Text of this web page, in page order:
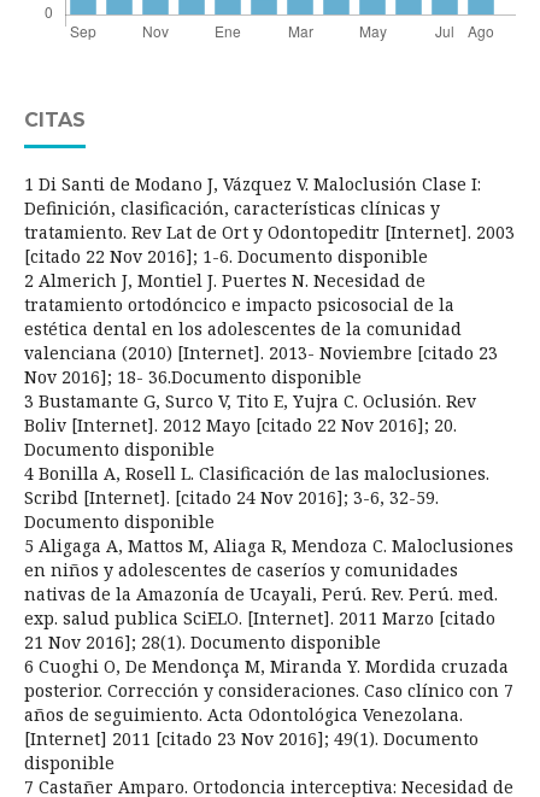
CITAS
1 Di Santi de Modano J, Vázquez V. Maloclusión Clase I:
Definición, clasificación, características clínicas y
tratamiento. Rev Lat de Ort y Odontopeditr [Internet]. 2003
[citado 22 Nov 2016]; 1-6. Documento disponible
2 Almerich J, Montiel J. Puertes N. Necesidad de
tratamiento ortodóncico e impacto psicosocial de la
estética dental en los adolescentes de la comunidad
valenciana (2010) [Internet]. 2013- Noviembre [citado 23
Nov 2016]; 18- 36.Documento disponible
3 Bustamante G, Surco V, Tito E, Yujra C. Oclusión. Rev
Boliv [Internet]. 2012 Mayo [citado 22 Nov 2016]; 20.
Documento disponible
4 Bonilla A, Rosell L. Clasificación de las maloclusiones.
Scribd [Internet]. [citado 24 Nov 2016]; 3-6, 32-59.
Documento disponible
5 Aligaga A, Mattos M, Aliaga R, Mendoza C. Maloclusiones
en niños y adolescentes de caseríos y comunidades
nativas de la Amazonía de Ucayali, Perú. Rev. Perú. med.
exp. salud publica SciELO. [Internet]. 2011 Marzo [citado
21 Nov 2016]; 28(1). Documento disponible
6 Cuoghi O, De Mendonça M, Miranda Y. Mordida cruzada
posterior. Corrección y consideraciones. Caso clínico con 7
años de seguimiento. Acta Odontológica Venezolana.
[Internet] 2011 [citado 23 Nov 2016]; 49(1). Documento
disponible
7 Castañer Amparo. Ortodoncia interceptiva: Necesidad de